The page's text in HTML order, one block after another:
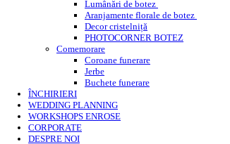
Lumânări de botez
Aranjamente florale de botez
Decor cristelniță
PHOTOCORNER BOTEZ
Comemorare
Coroane funerare
Jerbe
Buchete funerare
ÎNCHIRIERI
WEDDING PLANNING
WORKSHOPS ENROSE
CORPORATE
DESPRE NOI